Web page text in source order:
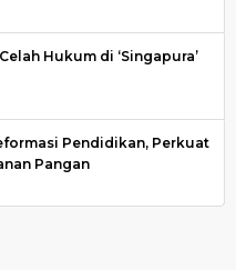
Hukum di ‘Singapura’
Pendidikan, Perkuat
Pangan